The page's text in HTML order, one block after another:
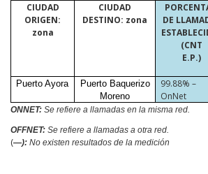
CIUDAD
ORIGEN:
zona
CIUDAD
DESTINO: zona
DE
(CNT
E.P.)
Puerto Ayora
Puerto Baquerizo
Moreno
99.88% –
OnNet
ONNET: Se refiere a llamadas en la misma red.
OFFNET: Se refiere a llamadas a otra red.
(—): No existen resultados de la medición